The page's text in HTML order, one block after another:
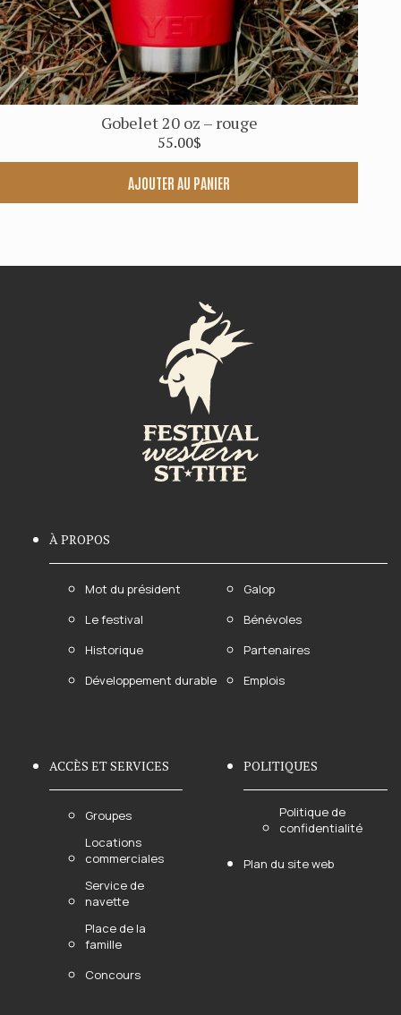
Gobelet 20 oz – rouge
55.00$
AJOUTER AU PANIER
À PROPOS
Mot du président
Le festival
Historique
Développement durable
Galop
Bénévoles
Partenaires
Emplois
ACCÈS ET SERVICES
Groupes
Locations
commerciales
Service de
navette
Place de la
famille
Concours
POLITIQUES
Politique de
confidentialité
Plan du site web